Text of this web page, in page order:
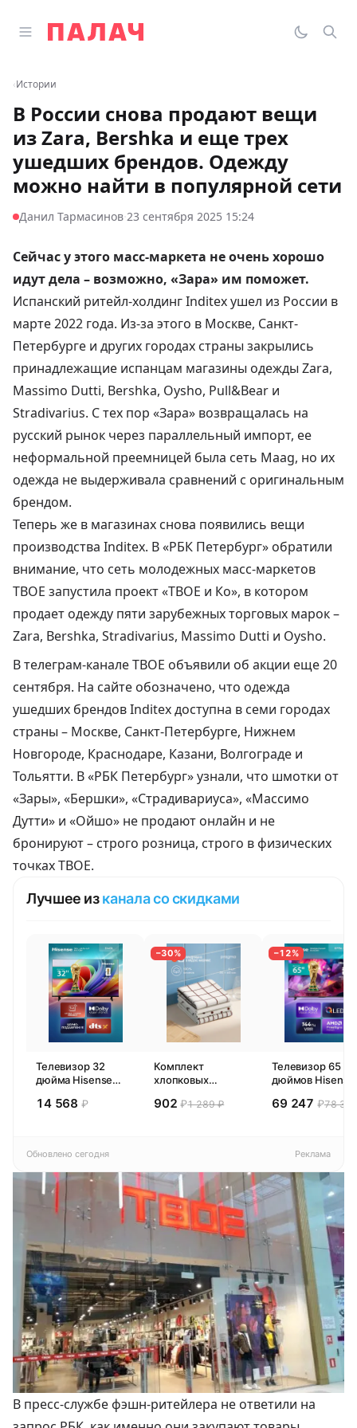
Открыть главное меню
Палач
‹Истории
В России снова продают вещи
из Zara, Bershka и еще трех
ушедших брендов. Одежду
можно найти в популярной сети
Данил Тармасинов·23 сентября 2025 15:24
Сейчас у этого масс-маркета не очень хорошо
идут дела – возможно, «Зара» им поможет.
Испанский ритейл-холдинг Inditex ушел из России в
марте 2022 года. Из-за этого в Москве, Санкт-
Петербурге и других городах страны закрылись
принадлежащие испанцам магазины одежды Zara,
Massimo Dutti, Bershka, Oysho, Pull&Bear и
Stradivarius. С тех пор «Зара» возвращалась на
русский рынок через параллельный импорт, ее
неформальной преемницей была сеть Maag, но их
одежда не выдерживала сравнений с оригинальным
брендом.
Теперь же в магазинах снова появились вещи
производства Inditex. В «РБК Петербург» обратили
внимание, что сеть молодежных масс-маркетов
ТВОЕ запустила проект «ТВОЕ и Ко», в котором
продает одежду пяти зарубежных торговых марок –
Zara, Bershka, Stradivarius, Massimo Dutti и Oysho.
В телеграм-канале ТВОЕ объявили об акции еще 20
сентября. На сайте обозначено, что одежда
ушедших брендов Inditex доступна в семи городах
страны – Москве, Санкт-Петербурге, Нижнем
Новгороде, Краснодаре, Казани, Волгограде и
Тольятти. В «РБК Петербург»узнали, что шмотки от
«Зары», «Бершки», «Страдивариуса», «Массимо
Дутти» и «Ойшо» не продают онлайн и не
бронируют – строго розница, строго в физических
точках ТВОЕ.
Лучшее изканала со скидками
Телевизор 32
дюйма Hisense
Смарт ТВ HD
14 568 ₽
−30%
Комплект
хлопковых
полотенец 4 шт,
902₽1 289 ₽
−12%
Телевизор 65
дюймов Hisense
(2026) Смарт ТВ
69 247 ₽78
Обновлено сегодня Реклама
В пресс-службе фэшн-ритейлера не ответили на